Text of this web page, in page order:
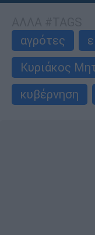
αγρότες
Κυριάκος
κυβέρνηση